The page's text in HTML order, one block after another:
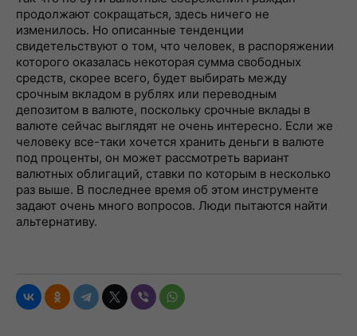
продолжают сокращаться, здесь ничего не
изменилось. Но описанные тенденции
свидетельствуют о том, что человек, в распоряжении
которого оказалась некоторая сумма свободных
средств, скорее всего, будет выбирать между
срочным вкладом в рублях или переводным
депозитом в валюте, поскольку срочные вклады в
валюте сейчас выглядят не очень интересно. Если же
человеку все-таки хочется хранить деньги в валюте
под проценты, он может рассмотреть вариант
валютных облигаций, ставки по которым в несколько
раз выше. В последнее время об этом инструменте
задают очень много вопросов. Люди пытаются найти
альтернативу.